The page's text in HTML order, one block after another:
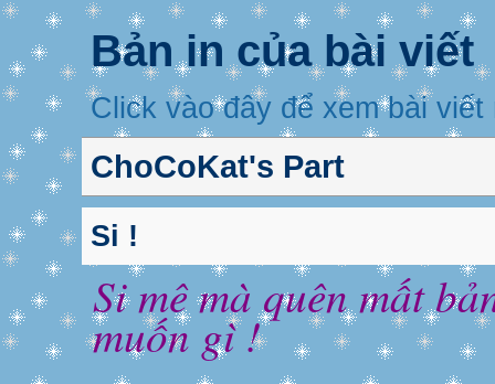
Bản in của bài viết
Click vào đây để xem bài
ChoCoKat's Part
Si !
Si mê mà quên mất
muốn gì !